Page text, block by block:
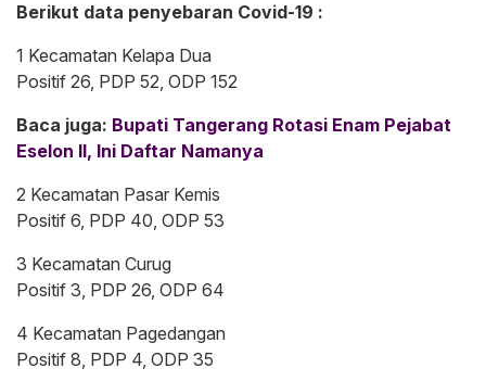
Berikut data penyebaran Covid-19 :
1 Kecamatan Kelapa Dua
Positif 26, PDP 52, ODP 152
Baca juga: Bupati Tangerang Rotasi Enam Pejabat
Eselon II, Ini Daftar Namanya
2 Kecamatan Pasar Kemis
Positif 6, PDP 40, ODP 53
3 Kecamatan Curug
Positif 3, PDP 26, ODP 64
4 Kecamatan Pagedangan
Positif 8, PDP 4, ODP 35